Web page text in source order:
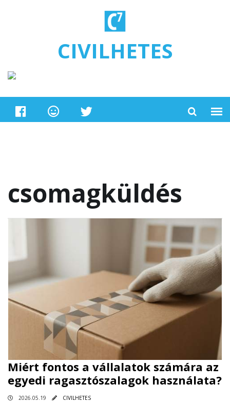
CIVILHETES
csomagküldés
Miért fontos a vállalatok számára az
egyedi ragasztószalagok használata?
2026.05.19 CIVILHETES